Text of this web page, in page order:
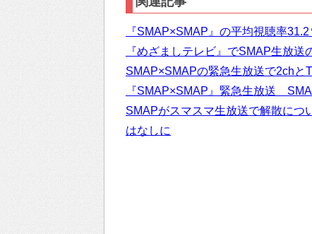
『SMAP×SMAP』の平均視聴率
『めざましテレビ』でSMAP生放
SMAP×SMAPの緊急生放送で2chと
『SMAP×SMAP』緊急生放送
SMAPがスマスマ生放送で解散に
はなしに